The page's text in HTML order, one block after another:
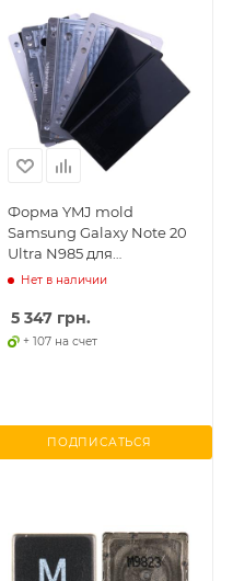
Форма YMJ mold
Samsung Galaxy Note 20
Ultra N985 для
центровки стекла
Нет в наличии
5 347 грн.
+ 107 на счет
ПОДПИСАТЬСЯ